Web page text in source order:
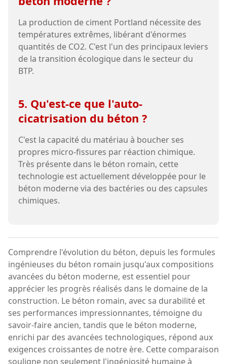
La production de ciment Portland nécessite des
températures extrêmes, libérant d'énormes
quantités de CO2. C'est l'un des principaux leviers
de la transition écologique dans le secteur du
BTP.
5. Qu'est-ce que l'auto-
cicatrisation du béton ?
C'est la capacité du matériau à boucher ses
propres micro-fissures par réaction chimique.
Très présente dans le béton romain, cette
technologie est actuellement développée pour le
béton moderne via des bactéries ou des capsules
chimiques.
Comprendre l'évolution du béton, depuis les formules
ingénieuses du béton romain jusqu'aux compositions
avancées du béton moderne, est essentiel pour
apprécier les progrès réalisés dans le domaine de la
construction. Le béton romain, avec sa durabilité et
ses performances impressionnantes, témoigne du
savoir-faire ancien, tandis que le béton moderne,
enrichi par des avancées technologiques, répond aux
exigences croissantes de notre ère. Cette comparaison
souligne non seulement l'ingéniosité humaine à